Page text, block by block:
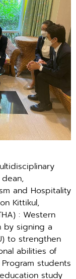
and Hospitality
Kittikul,
: Western
by signing a
to strengthen
abilities of
students
study